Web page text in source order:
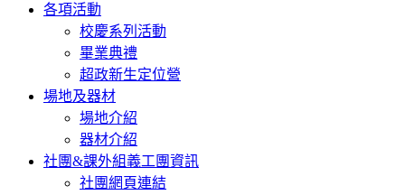
各項活動
校慶系列活動
畢業典禮
超政新生定位營
場地及器材
場地介紹
器材介紹
社團&課外組義工團資訊
社團網頁連結